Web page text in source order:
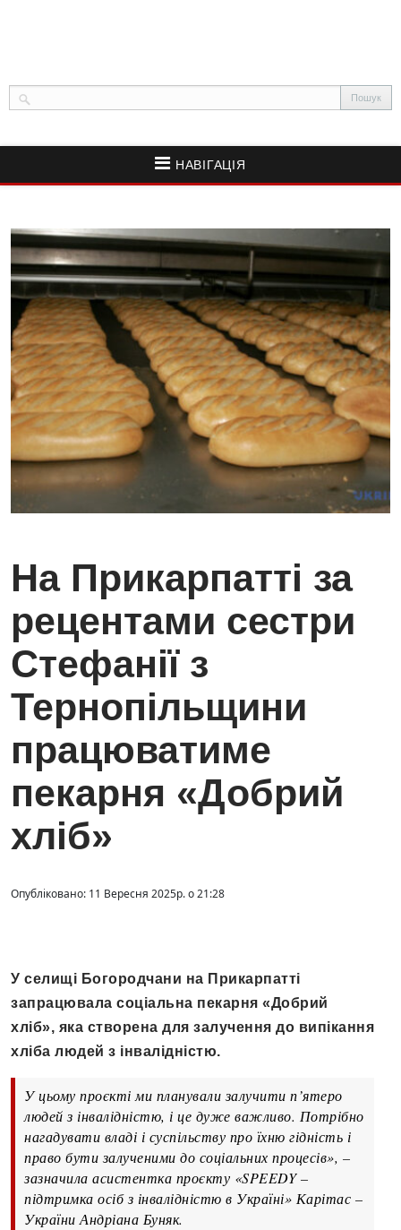
НАВІГАЦІЯ
На Прикарпатті за
рецентами сестри
Стефанії з
Тернопільщини
працюватиме
пекарня «Добрий
хліб»
Опубліковано: 11 Вересня 2025р. о 21:28
У селищі Богородчани на Прикарпатті
запрацювала соціальна пекарня «Добрий
хліб», яка створена для залучення до випікання
хліба людей з інвалідністю.
У цьому проєкті ми планували залучити п’ятеро
людей з інвалідністю, і це дуже важливо. Потрібно
нагадувати владі і суспільству про їхню гідність і
право бути залученими до соціальних процесів», –
зазначила асистентка проєкту «SPEEDY –
підтримка осіб з інвалідністю в Україні» Карітас –
України Андріана Буняк.